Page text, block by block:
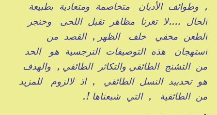
, وطوائف الأديان متخاصمة ومتعادية بطبيعة
الحال ….لا تغرنا مظاهر تقبل اللحى وخنجر
الطعن مخفي خلف الظهر , القصد من
استهجان هذه التوصيفات النرجسية هو الحد
من التشنج الطائفي والتكاثر الطائفي , والهدف
هو تحديبد النسل الطائفي , اذ لالزوم للمزيد
من الطائفية , التي شبعناها !.